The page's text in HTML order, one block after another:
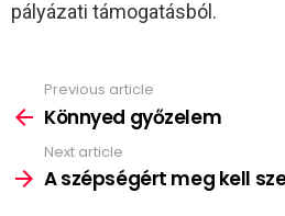
pályázati támogatásból.
more
Previous article
Könnyed győzelem
Next article
A szépségért meg kell